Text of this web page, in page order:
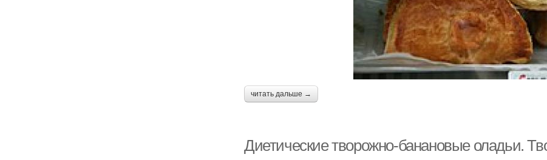
читать дальше →
Диетические творожно-банановые оладьи.